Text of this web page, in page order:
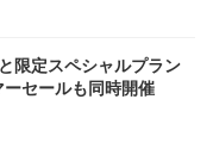
限定スペシャルプラン
セールも同時開催